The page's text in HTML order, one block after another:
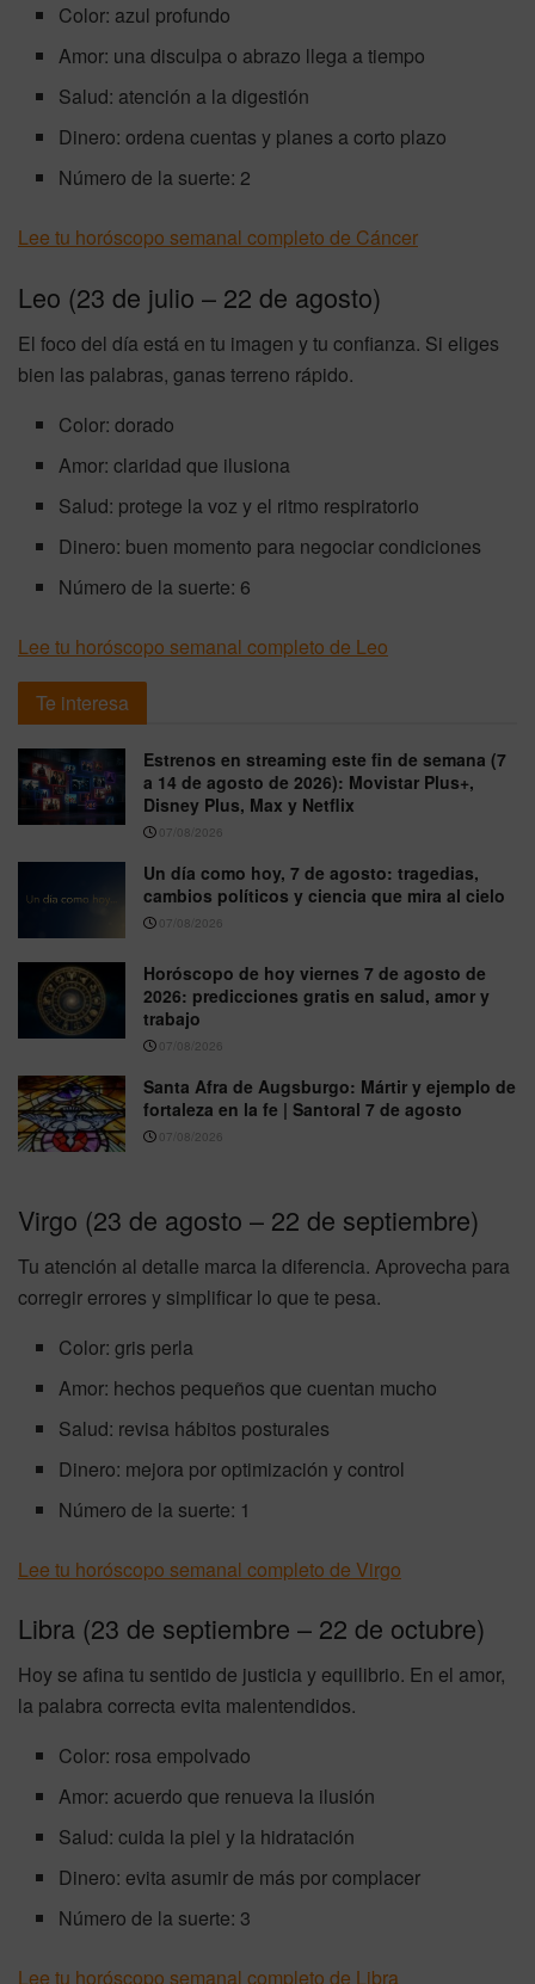
Color: azul profundo
Amor: una disculpa o abrazo llega a tiempo
Salud: atención a la digestión
Dinero: ordena cuentas y planes a corto plazo
Número de la suerte: 2
Lee tu horóscopo semanal completo de Cáncer
Leo (23 de julio – 22 de agosto)
El foco del día está en tu imagen y tu confianza. Si eliges
bien las palabras, ganas terreno rápido.
Color: dorado
Amor: claridad que ilusiona
Salud: protege la voz y el ritmo respiratorio
Dinero: buen momento para negociar condiciones
Número de la suerte: 6
Lee tu horóscopo semanal completo de Leo
Te interesa
Estrenos en streaming este fin de semana (7
a 14 de agosto de 2026): Movistar Plus+,
Disney Plus, Max y Netflix
07/08/2026
Un día como hoy, 7 de agosto: tragedias,
cambios políticos y ciencia que mira al cielo
07/08/2026
Horóscopo de hoy viernes 7 de agosto de
2026: predicciones gratis en salud, amor y
trabajo
07/08/2026
Santa Afra de Augsburgo: Mártir y ejemplo de
fortaleza en la fe | Santoral 7 de agosto
07/08/2026
Virgo (23 de agosto – 22 de septiembre)
Tu atención al detalle marca la diferencia. Aprovecha para
corregir errores y simplificar lo que te pesa.
Color: gris perla
Amor: hechos pequeños que cuentan mucho
Salud: revisa hábitos posturales
Dinero: mejora por optimización y control
Número de la suerte: 1
Lee tu horóscopo semanal completo de Virgo
Libra (23 de septiembre – 22 de octubre)
Hoy se afina tu sentido de justicia y equilibrio. En el amor,
la palabra correcta evita malentendidos.
Color: rosa empolvado
Amor: acuerdo que renueva la ilusión
Salud: cuida la piel y la hidratación
Dinero: evita asumir de más por complacer
Número de la suerte: 3
Lee tu horóscopo semanal completo de Libra